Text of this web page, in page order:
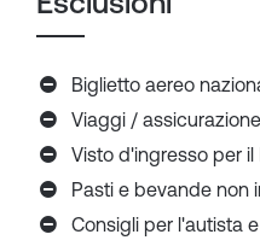
Biglietto aereo
Viaggi /
Visto d'ingresso per
Pasti e bevande non
Consigli per l'autista